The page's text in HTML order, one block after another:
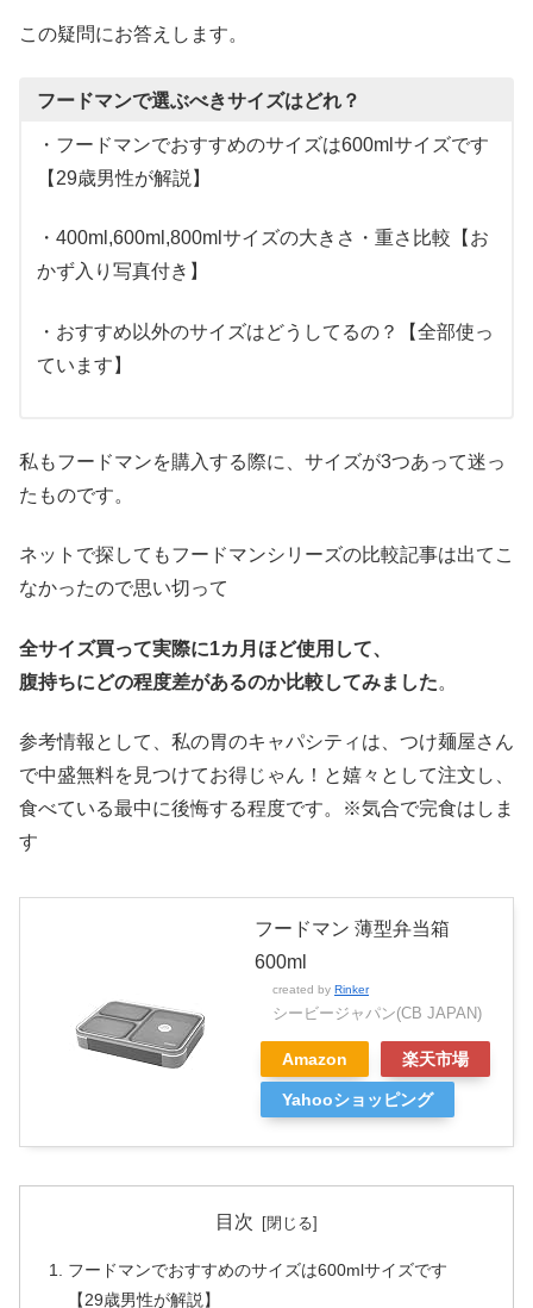
この疑問にお答えします。
フードマンで選ぶべきサイズはどれ？
・フードマンでおすすめのサイズは600mlサイズです
【29歳男性が解説】
・400ml,600ml,800mlサイズの大きさ・重さ比較【お
かず入り写真付き】
・おすすめ以外のサイズはどうしてるの？【全部使っ
ています】
私もフードマンを購入する際に、サイズが3つあって迷っ
たものです。
ネットで探してもフードマンシリーズの比較記事は出てこ
なかったので思い切って
全サイズ買って実際に1カ月ほど使用して、
腹持ちにどの程度差があるのか比較してみました。
参考情報として、私の胃のキャパシティは、つけ麺屋さん
で中盛無料を見つけてお得じゃん！と嬉々として注文し、
食べている最中に後悔する程度です。※気合で完食はしま
す
フードマン 薄型弁当箱
600ml
created by Rinker
シービージャパン(CB JAPAN)
Amazon 楽天市場
Yahooショッピング
目次
フードマンでおすすめのサイズは600mlサイズです
【29歳男性が解説】